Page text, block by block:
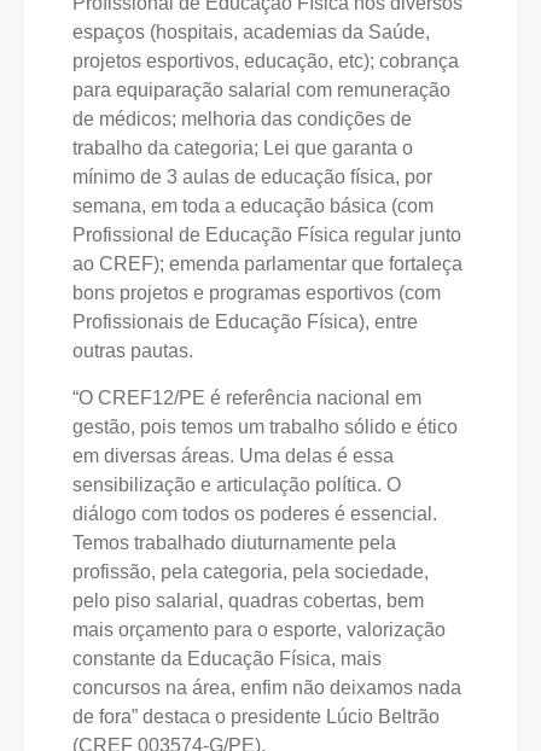
espaços (hospitais, academias da Saúde,
projetos esportivos, educação, etc); cobrança
para equiparação salarial com remuneração
de médicos; melhoria das condições de
trabalho da categoria; Lei que garanta o
mínimo de 3 aulas de educação física, por
semana, em toda a educação básica (com
Profissional de Educação Física regular junto
ao CREF); emenda parlamentar que fortaleça
bons projetos e programas esportivos (com
Profissionais de Educação Física), entre
outras pautas.
“O CREF12/PE é referência nacional em
gestão, pois temos um trabalho sólido e ético
em diversas áreas. Uma delas é essa
sensibilização e articulação política. O
diálogo com todos os poderes é essencial.
Temos trabalhado diuturnamente pela
profissão, pela categoria, pela sociedade,
pelo piso salarial, quadras cobertas, bem
mais orçamento para o esporte, valorização
constante da Educação Física, mais
concursos na área, enfim não deixamos nada
de fora” destaca o presidente Lúcio Beltrão
(CREF 003574-G/PE).